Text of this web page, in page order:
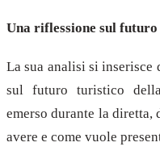
Una riflessione sul
La sua analisi si inserisce
sul futuro turistico
emerso durante la diretta,
avere e come vuole